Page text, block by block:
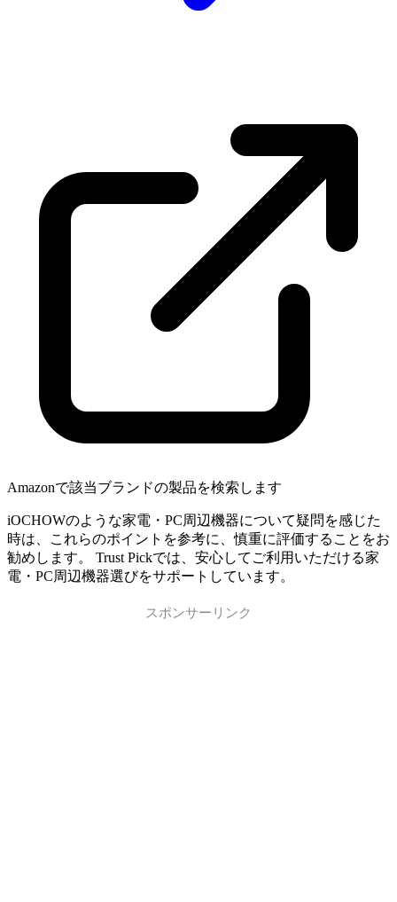
Amazonで該当ブランドの製品を検索します
iOCHOWのような家電・PC周辺機器について疑問を感じた
時は、これらのポイントを参考に、慎重に評価することをお
勧めします。 Trust Pickでは、安心してご利用いただける家
電・PC周辺機器選びをサポートしています。
スポンサーリンク